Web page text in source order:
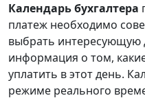
Календарьбухгалтера
платеж необходимо
выбрать интересующую
информация о том,
уплатить в этот день.
режиме реального